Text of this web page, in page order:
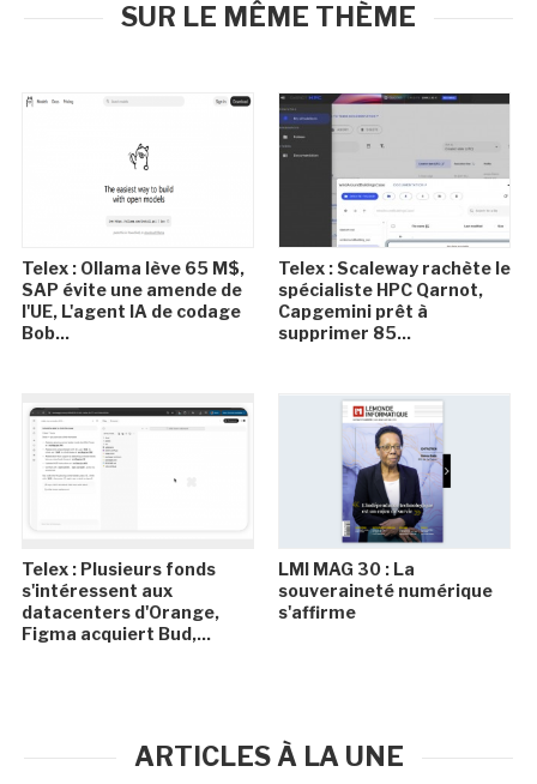
SUR LE MÊME THÈME
Telex : Ollama lève 65 M$,
SAP évite une amende de
l'UE, L'agent IA de codage
Bob...
Telex : Scaleway rachète le
spécialiste HPC Qarnot,
Capgemini prêt à
supprimer 85...
Telex : Plusieurs fonds
s'intéressent aux
datacenters d'Orange,
Figma acquiert Bud,...
LMI MAG 30 : La
souveraineté numérique
s'affirme
ARTICLES À LA UNE